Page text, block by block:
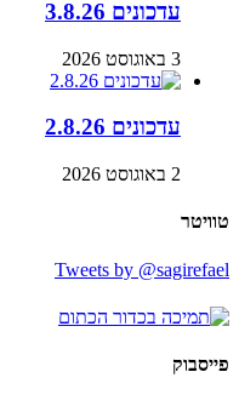
עדכונים 3.8.26
3 באוגוסט 2026
עדכונים 2.8.26
2 באוגוסט 2026
טוויטר
Tweets by @sagirefael
פייסבוק